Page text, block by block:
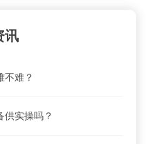
讯
不难？
供实操吗？